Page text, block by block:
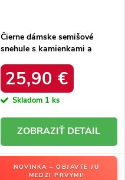
Čierne dámske semišové
snehule s kamienkami a
W8009 BLACK
25,90 €
Skladom 1 ks
DETAIL
NOVINKA – OBJAVTE JU
MEDZI PRVÝMI!